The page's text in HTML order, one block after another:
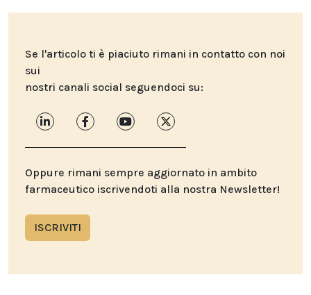
Se l'articolo ti è piaciuto rimani in contatto con noi
sui
nostri canali social seguendoci su:
Oppure rimani sempre aggiornato in ambito
farmaceutico iscrivendoti alla nostra Newsletter!
ISCRIVITI